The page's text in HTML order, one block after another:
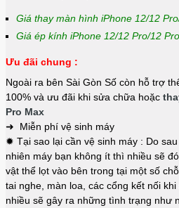
Giá thay màn hình iPhone 12/12
Giá ép kính iPhone 12/12 Pro/12
Ưu đãi chung :
Ngoài ra bên Sài Gòn Số còn hỗ trợ
100% và ưu đãi khi sửa chữa hoặc
Pro Max
➜ Miễn phí vệ sinh máy
✹ Tại sao lại cần vệ sinh máy : Do
nhiên máy bạn không ít thì nhiều sẽ
vật thể lọt vào bên trong tại một số
tai nghe, màn loa, các cổng kết nối
nhiều sẽ gây ra những tình trạng như